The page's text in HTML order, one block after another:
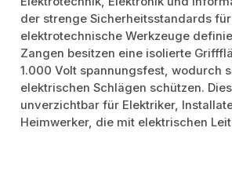
der strenge Sicherheitsstandards für
elektrotechnische Werkzeuge
Zangen besitzen eine isolierte
1.000 Volt spannungsfest, wodurch
elektrischen Schlägen schützen.
unverzichtbar für Elektriker,
Heimwerker, die mit elektrischen